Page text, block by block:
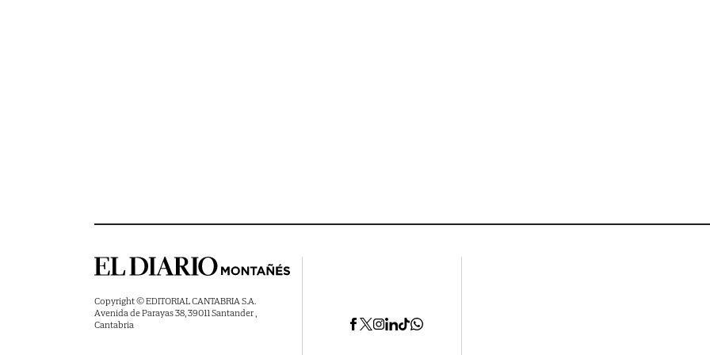
Copyright © EDITORIAL CANTABRIA S.A.
Avenida de Parayas 38, 39011 Santander ,
Cantabria